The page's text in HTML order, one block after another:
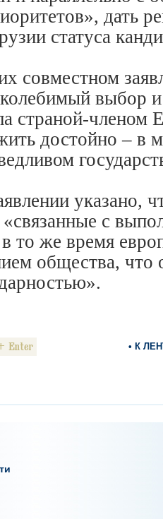
дать
статуса
совместном
выбор
страной-
достойно – в
указано,
с
то же время
общества, что
• К